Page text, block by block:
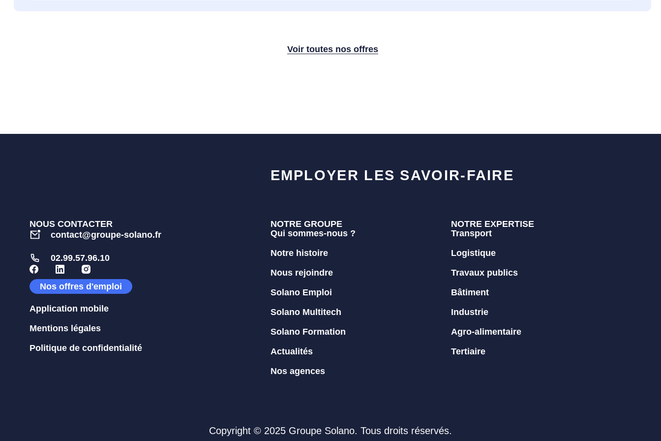
Voir toutes nos offres
EMPLOYER LES SAVOIR-FAIRE
NOUS CONTACTER
contact@groupe-solano.fr
02.99.57.96.10
Nos offres d'emploi
Application mobile
Mentions légales
Politique de confidentialité
NOTRE GROUPE
Qui sommes-nous ?
Notre histoire
Nous rejoindre
Solano Emploi
Solano Multitech
Solano Formation
Actualités
Nos agences
NOTRE EXPERTISE
Transport
Logistique
Travaux publics
Bâtiment
Industrie
Agro-alimentaire
Tertiaire
Copyright © 2025 Groupe Solano. Tous droits réservés.